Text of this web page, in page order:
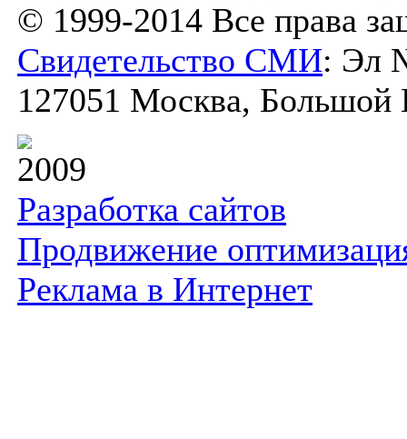
© 1999-2014 Все права
Свидетельство СМИ: Эл
127051 Москва, Большой
2009
Разработка сайтов
Продвижение
Реклама в Интернет